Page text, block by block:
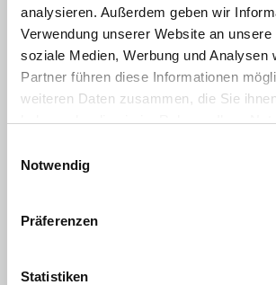
analysieren. Außerdem geben wir
Verwendung unserer Website an
soziale Medien, Werbung und Analysen
Partner führen diese Informationen
weiteren Daten zusammen, die Sie
haben oder die sie im Rahmen Ihrer
Cookies, wenn Sie unsere Webseite
Notwendig
Präferenzen
Statistiken
Elektronisches Stabilitätsprogramm
Berganfahrhilfe
ISOFIX-i-Size-Kindersitzbefestigung
2 Rückfahrleuchten
LED-Tagfahrlicht
Sonnenblende und Schminkspiegel